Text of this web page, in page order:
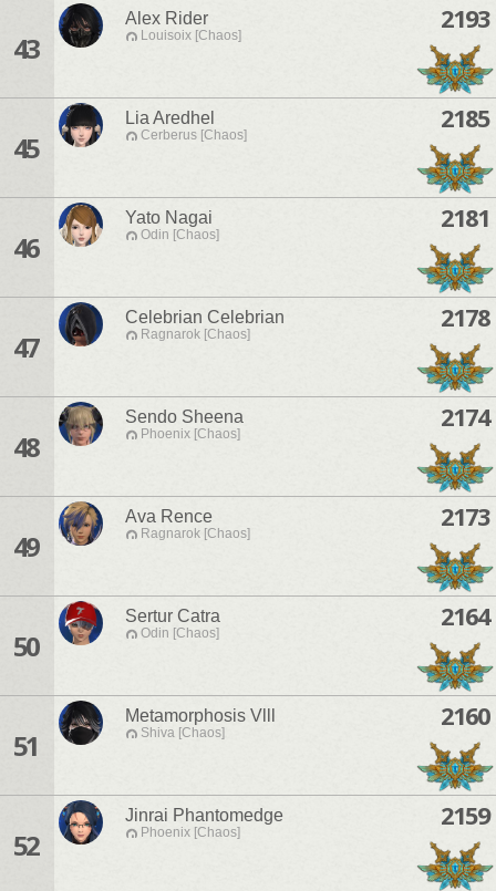
43
Alex Rider
Louisoix [Chaos]
2193
45
Lia Aredhel
Cerberus [Chaos]
2185
46
Yato Nagai
Odin [Chaos]
2181
47
Celebrian Celebrian
Ragnarok [Chaos]
2178
48
Sendo Sheena
Phoenix [Chaos]
2174
49
Ava Rence
Ragnarok [Chaos]
2173
50
Sertur Catra
Odin [Chaos]
2164
51
Metamorphosis Vlll
Shiva [Chaos]
2160
52
Jinrai Phantomedge
Phoenix [Chaos]
2159